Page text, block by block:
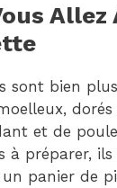
Allez
sont bien
et de
à préparer,
panier de